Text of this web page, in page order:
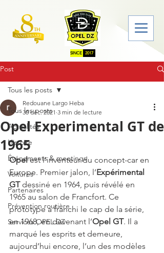
SINCE 2017
Post
Tous les posts
Actualités
Histoire
Événements & meetings
Voitures
Partenaires
Prévention routière
Services OPEL DZ
Tous les posts
Opel Experimental GT de
1965
Redouane Largo Heba
30 déc. 2021 3 min de lecture
Opel est l’inventeur du concept-car en
Europe. Premier jalon, l’Expérimental
GT dessiné en 1964, puis révélé en
1965 au salon de Francfort. Ce
prototype a franchi le cap de la série,
en 1968, en devenant l’Opel GT. Il a
marqué les esprits et demeure,
aujourd’hui encore, l’un des modèles